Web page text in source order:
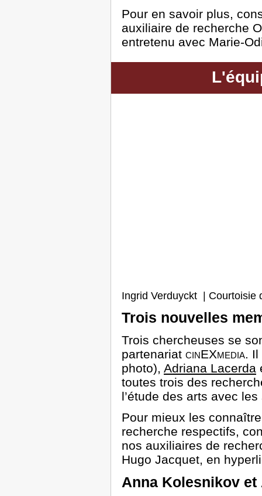
Pour en savoir plus,
auxiliaire de recherche
entretenu avec Marie-
Ingrid Verduyckt | Courtoisie
Trois nouvelles
Trois chercheuses se
partenariat cinEXmedia. Il
photo), Adriana Lacerda
toutes trois des
l’étude des arts avec
Pour mieux les
recherche respectifs,
nos auxiliaires de
Hugo Jacquet, en
Anna Kolesnikov et